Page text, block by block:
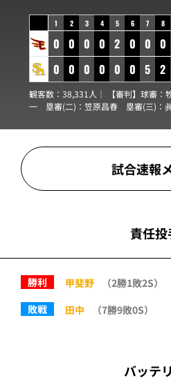
1 2 3 4 5 6 7 8
0 0 0 0 2 0 0 0
0 0 0 0 0 0 5 2
観客数：38,331人｜ 【審判】球審：
一 塁審(二)： 笠原昌春 塁審(三)：
試合速報
責任投
勝利 甲斐野
（2勝1敗2S）
敗戦
田中 （7勝9敗0S）
バッテ